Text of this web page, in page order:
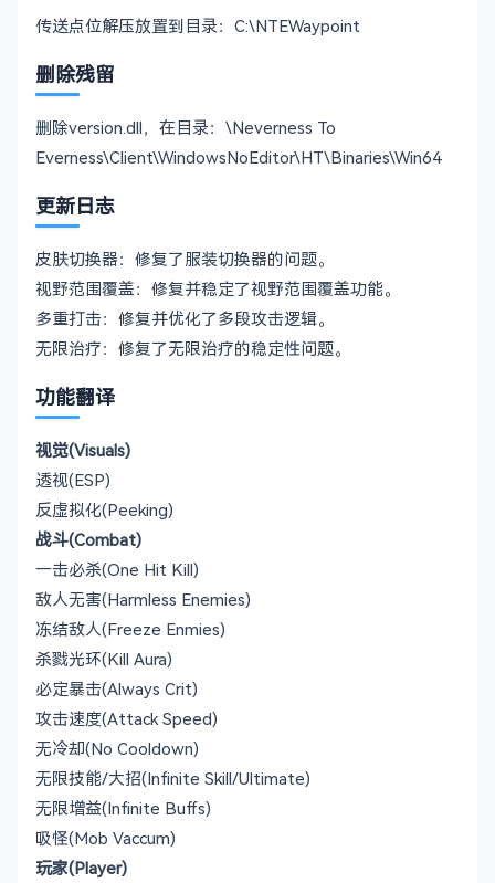
传送点位解压放置到目录：C:\NTEWaypoint
删除残留
删除version.dll，在目录：\Neverness To
Everness\Client\WindowsNoEditor\HT\Binaries\Win64
更新日志
皮肤切换器：修复了服装切换器的问题。
视野范围覆盖：修复并稳定了视野范围覆盖功能。
多重打击：修复并优化了多段攻击逻辑。
无限治疗：修复了无限治疗的稳定性问题。
功能翻译
视觉(Visuals)
透视(ESP)
反虚拟化(Peeking)
战斗(Combat)
一击必杀(One Hit Kill)
敌人无害(Harmless Enemies)
冻结敌人(Freeze Enmies)
杀戮光环(Kill Aura)
必定暴击(Always Crit)
攻击速度(Attack Speed)
无冷却(No Cooldown)
无限技能/大招(Infinite Skill/Ultimate)
无限增益(Infinite Buffs)
吸怪(Mob Vaccum)
玩家(Player)